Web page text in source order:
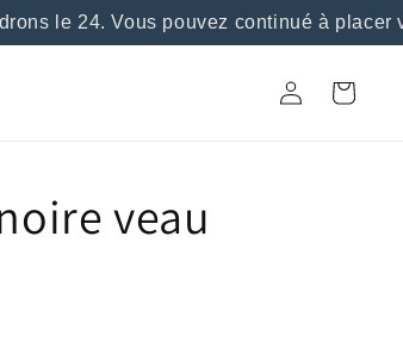
le 24. Vous pouvez continué à placer
Connexion Panier
veau